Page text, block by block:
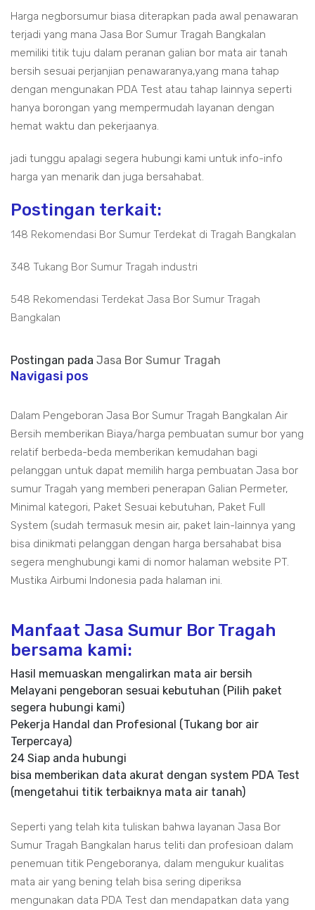
Harga negborsumur biasa diterapkan pada awal penawaran
terjadi yang mana Jasa Bor Sumur Tragah Bangkalan
memiliki titik tuju dalam peranan galian bor mata air tanah
bersih sesuai perjanjian penawaranya,yang mana tahap
dengan mengunakan PDA Test atau tahap lainnya seperti
hanya borongan yang mempermudah layanan dengan
hemat waktu dan pekerjaanya.
jadi tunggu apalagi segera hubungi kami untuk info-info
harga yan menarik dan juga bersahabat.
Postingan terkait:
148 Rekomendasi Bor Sumur Terdekat di Tragah Bangkalan
348 Tukang Bor Sumur Tragah industri
548 Rekomendasi Terdekat Jasa Bor Sumur Tragah
Bangkalan
Postingan pada Jasa Bor Sumur Tragah
Navigasi pos
Dalam Pengeboran Jasa Bor Sumur Tragah Bangkalan Air
Bersih memberikan Biaya/harga pembuatan sumur bor yang
relatif berbeda-beda memberikan kemudahan bagi
pelanggan untuk dapat memilih harga pembuatan Jasa bor
sumur Tragah yang memberi penerapan Galian Permeter,
Minimal kategori, Paket Sesuai kebutuhan, Paket Full
System (sudah termasuk mesin air, paket lain-lainnya yang
bisa dinikmati pelanggan dengan harga bersahabat bisa
segera menghubungi kami di nomor halaman website PT.
Mustika Airbumi Indonesia pada halaman ini.
Manfaat Jasa Sumur Bor Tragah
bersama kami:
Hasil memuaskan mengalirkan mata air bersih
Melayani pengeboran sesuai kebutuhan (Pilih paket
segera hubungi kami)
Pekerja Handal dan Profesional (Tukang bor air
Terpercaya)
24 Siap anda hubungi
bisa memberikan data akurat dengan system PDA Test
(mengetahui titik terbaiknya mata air tanah)
Seperti yang telah kita tuliskan bahwa layanan Jasa Bor
Sumur Tragah Bangkalan harus teliti dan profesioan dalam
penemuan titik Pengeboranya, dalam mengukur kualitas
mata air yang bening telah bisa sering diperiksa
mengunakan data PDA Test dan mendapatkan data yang